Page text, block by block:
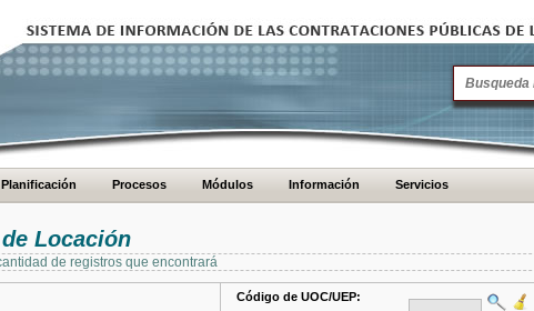
Planificación Procesos Módulos Información Servicios
Locación
de registros que encontrará
Código de UOC/UEP: